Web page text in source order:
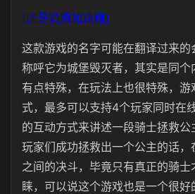
[虎牙奶瓶加速器]
这款游戏的名字可能在翻译过来的
称呼它为城堡毁灭者，其实是同个
有点特殊，在玩法上也很特殊，
式，最多可以支持4个玩家同时在
的互动方式来讲述一段骑士拯救公
玩家们成功拯救出一个公主的话
之间的决斗，毕竟只有真正的骑士
睐，可以说这个游戏也是一个很